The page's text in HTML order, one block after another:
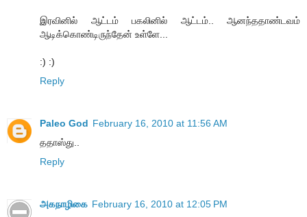
இரவினில் ஆட்டம் பகலினில் ஆட்டம்.. ஆனந்ததாண்டவம்
ஆடிக்கொண்டிருந்தேன் உள்ளே...
:) :)
Reply
Paleo God February 16, 2010 at 11:56 AM
ததாஸ்து..
Reply
அகநாழிகை February 16, 2010 at 12:05 PM